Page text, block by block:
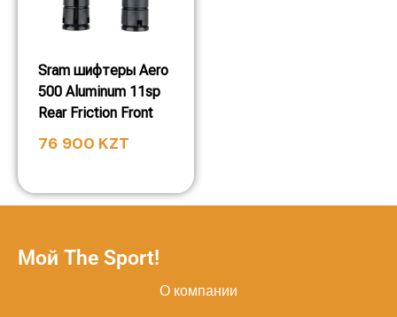
Sram шифтеры Aero
500 Aluminum 11sp
Rear Friction Front
76 900 KZT
Мой The Sport!
О компании